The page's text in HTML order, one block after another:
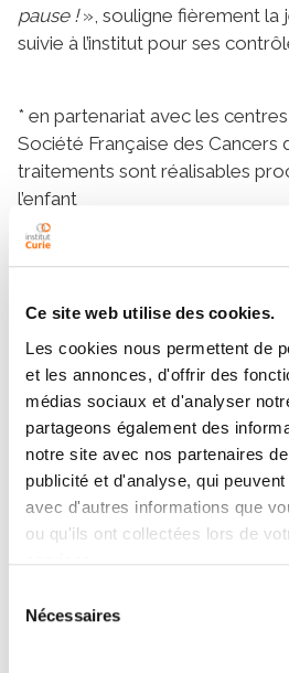
Ce site web utilise des cookies.
Les cookies nous permettent de
et les annonces, d'offrir des
médias sociaux et d'analyser
partageons également des
notre site avec nos partenaires
publicité et d'analyse, qui
avec d'autres informations que
ou qu'ils ont collectées lors de
Nécessaires
pause !», souligne fièrement la
suivie à l’institut pour ses
* en partenariat avec les
Société Française des Cancers
traitements sont réalisables
l’enfant
** en partenariat avec le
interventionnelle de la
Quand le handicap
force
Si, comme dans le cas
des patients correctement pris
rétinoblastome en guérit, le
rapidement. «Un reflet blanc
strabisme doivent conduire à
préservation de la vue des
enjeux majeurs. Les équipes
de l’Institut Curie mènent ainsi